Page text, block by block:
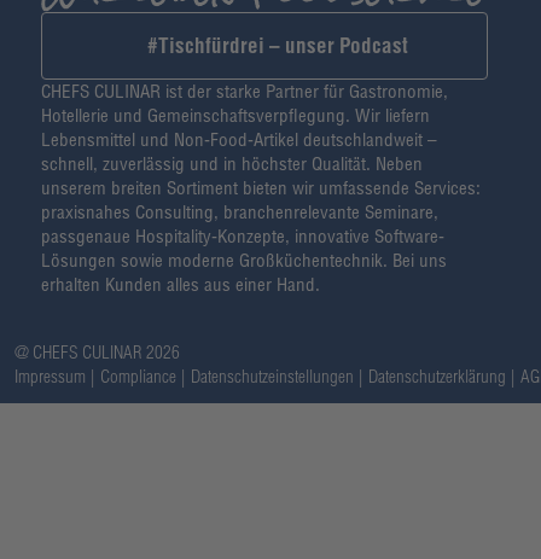
#Tischfürdrei – unser Podcast
CHEFS CULINAR ist der starke Partner für Gastronomie,
Hotellerie und Gemeinschaftsverpflegung. Wir liefern
Lebensmittel und Non-Food-Artikel deutschlandweit –
schnell, zuverlässig und in höchster Qualität. Neben
unserem breiten Sortiment bieten wir umfassende Services:
praxisnahes Consulting, branchenrelevante Seminare,
passgenaue Hospitality-Konzepte, innovative Software-
Lösungen sowie moderne Großküchentechnik. Bei uns
erhalten Kunden alles aus einer Hand.
@ CHEFS CULINAR 2026
Impressum
Compliance Datenschutzeinstellungen Datenschutzerklärung